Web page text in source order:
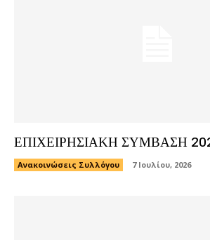
ΕΠΙΧΕΙΡΗΣΙΑΚΗ ΣΥΜΒΑΣΗ
Ανακοινώσεις Συλλόγου 7 Ιουλίου, 2026